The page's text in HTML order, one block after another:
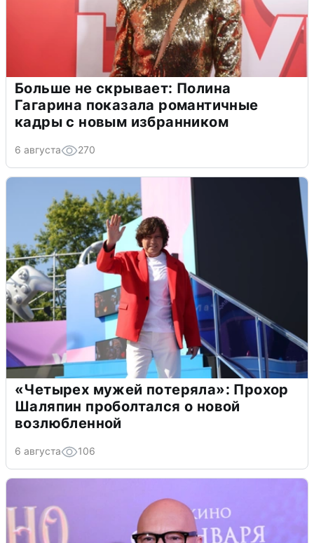
Больше не скрывает: Полина
Гагарина показала романтичные
кадры с новым избранником
6 августа 270
«Четырех мужей потеряла»: Прохор
Шаляпин проболтался о новой
возлюбленной
6 августа 106